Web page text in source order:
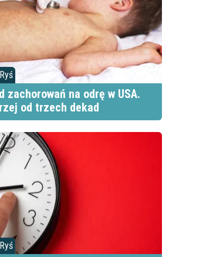
zachorowań na odrę w USA.
od trzech dekad